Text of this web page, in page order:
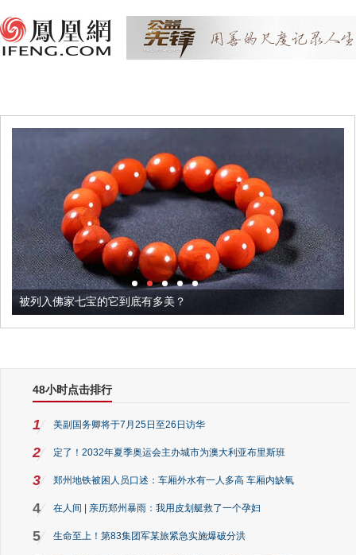
被列入佛家七宝的它到底有多美？
48小时点击排行
1 美副国务卿将于7月25日至26日访华
2 定了！2032年夏季奥运会主办城市为澳大利亚布里斯班
3 郑州地铁被困人员口述：车厢外水有一人多高 车厢内缺氧
4 在人间 | 亲历郑州暴雨：我用皮划艇救了一个孕妇
5 生命至上！第83集团军某旅紧急实施爆破分洪